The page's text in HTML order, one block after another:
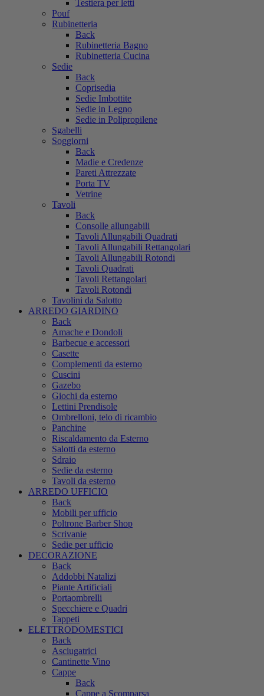
Testiera per letti
Pouf
Rubinetteria
Back
Rubinetteria Bagno
Rubinetteria Cucina
Sedie
Back
Coprisedia
Sedie Imbottite
Sedie in Legno
Sedie in Polipropilene
Sgabelli
Soggiorni
Back
Madie e Credenze
Pareti Attrezzate
Porta TV
Vetrine
Tavoli
Back
Consolle allungabili
Tavoli Allungabili Quadrati
Tavoli Allungabili Rettangolari
Tavoli Allungabili Rotondi
Tavoli Quadrati
Tavoli Rettangolari
Tavoli Rotondi
Tavolini da Salotto
ARREDO GIARDINO
Back
Amache e Dondoli
Barbecue e accessori
Casette
Complementi da esterno
Cuscini
Gazebo
Giochi da esterno
Lettini Prendisole
Ombrelloni, telo di ricambio
Panchine
Riscaldamento da Esterno
Salotti da esterno
Sdraio
Sedie da esterno
Tavoli da esterno
ARREDO UFFICIO
Back
Mobili per ufficio
Poltrone Barber Shop
Scrivanie
Sedie per ufficio
DECORAZIONE
Back
Addobbi Natalizi
Piante Artificiali
Portaombrelli
Specchiere e Quadri
Tappeti
ELETTRODOMESTICI
Back
Asciugatrici
Cantinette Vino
Cappe
Back
Cappe a Scomparsa